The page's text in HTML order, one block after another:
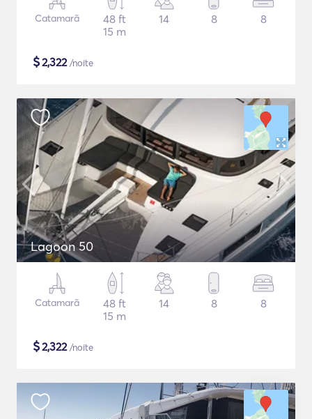
Catamarã
48 ft
15 m
14 8 8
$2,322/noite
Lagoon 50
Catamarã
48 ft
15 m
14 8 8
$2,322/noite